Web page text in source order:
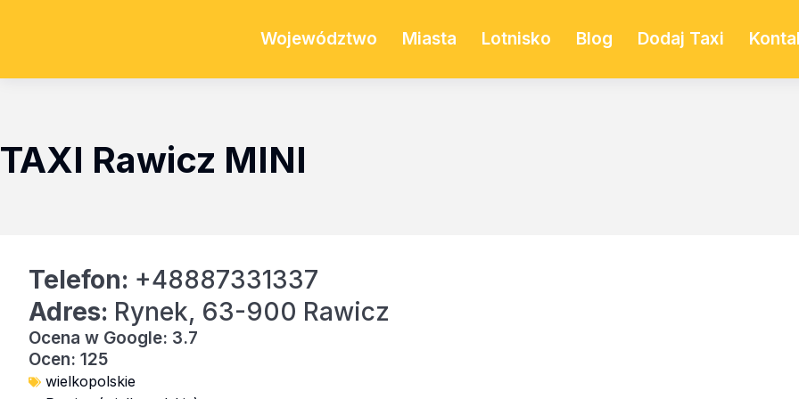
Województwo Miasta Lotnisko Blog Dodaj Taxi
TAXI Rawicz MINI
Telefon: +48887331337
Adres: Rynek, 63-900 Rawicz
Ocena w Google: 3.7
Ocen: 125
wielkopolskie